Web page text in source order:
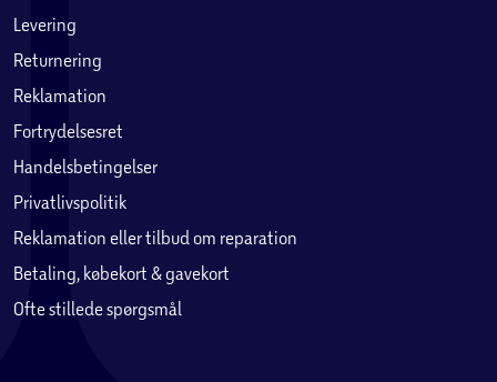
Levering
Returnering
Reklamation
Fortrydelsesret
Handelsbetingelser
Privatlivspolitik
Reklamation eller tilbud om reparation
Betaling, købekort & gavekort
Ofte stillede spørgsmål